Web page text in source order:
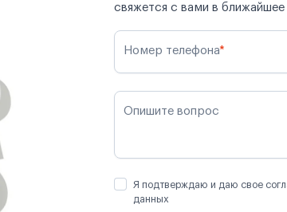
свяжется с вами в ближайшее
Номер телефона*
Опишите вопрос
Я подтверждаю и даю свое
данных